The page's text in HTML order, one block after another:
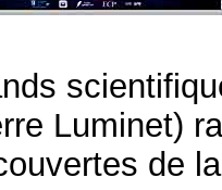
Luminet)
de